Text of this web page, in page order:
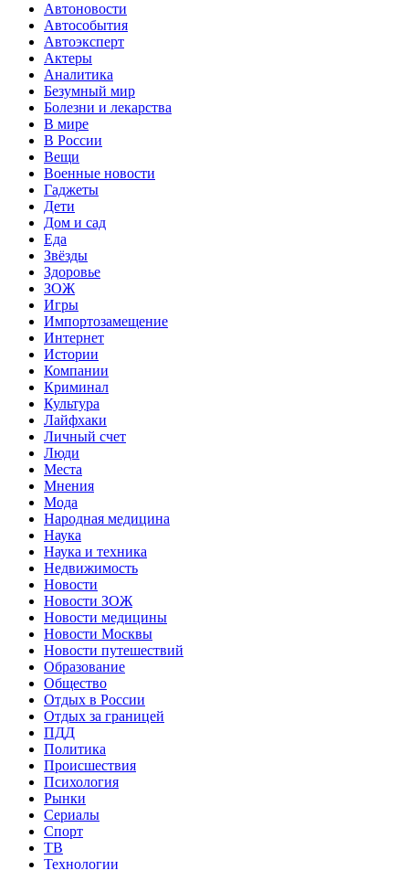
Автоновости
Автособытия
Автоэксперт
Актеры
Аналитика
Безумный мир
Болезни и лекарства
В мире
В России
Вещи
Военные новости
Гаджеты
Дети
Дом и сад
Еда
Звёзды
Здоровье
ЗОЖ
Игры
Импортозамещение
Интернет
Истории
Компании
Криминал
Культура
Лайфхаки
Личный счет
Люди
Места
Мнения
Мода
Народная медицина
Наука
Наука и техника
Недвижимость
Новости
Новости ЗОЖ
Новости медицины
Новости Москвы
Новости путешествий
Образование
Общество
Отдых в России
Отдых за границей
ПДД
Политика
Происшествия
Психология
Рынки
Сериалы
Спорт
ТВ
Технологии